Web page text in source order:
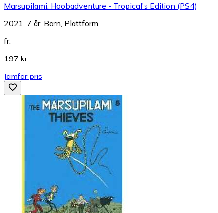
Marsupilami: Hoobadventure - Tropical's Edition (PS4)
2021, 7 år, Barn, Plattform
fr.
197 kr
Jämför pris